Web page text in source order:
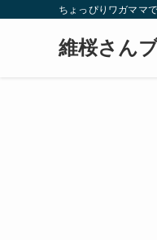
ちょっぴりワガママ
維桜さん